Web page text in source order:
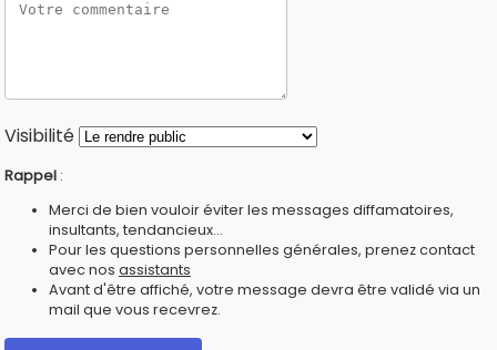
Visibilité
Rappel :
Merci de bien vouloir éviter les messages diffamatoires,
insultants, tendancieux...
Pour les questions personnelles générales, prenez contact
avec nos assistants
Avant d'être affiché, votre message devra être validé via un
mail que vous recevrez.